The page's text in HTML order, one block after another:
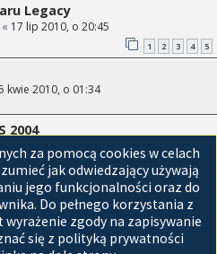
Legacy
« 17 lip 2010, o 20:45
1 2 3 4 5
kwie 2010, o 01:34
2004
20 mar 2010, o 09:49
Przejdź do
za pomocą cookies w celach
jak odwiedzający używają
jego funkcjonalności oraz do
Do pełnego korzystania z
zgody na zapisywanie
się z polityką prywatności